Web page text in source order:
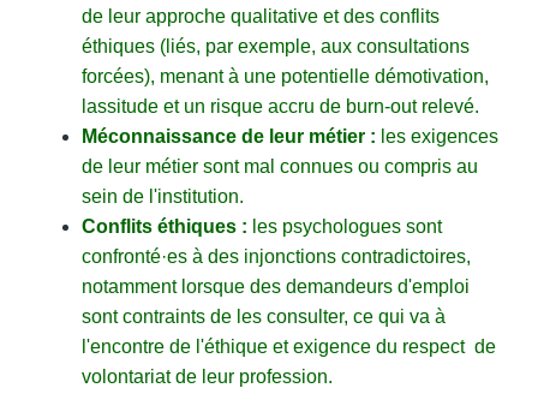
de leur approche qualitative et des conflits
éthiques (liés, par exemple, aux consultations
forcées), menant à une potentielle démotivation,
lassitude et un risque accru de burn-out relevé.
Méconnaissance de leur métier : les exigences
de leur métier sont mal connues ou compris au
sein de l'institution.
Conflits éthiques : les psychologues sont
confronté·es à des injonctions contradictoires,
notamment lorsque des demandeurs d'emploi
sont contraints de les consulter, ce qui va à
l'encontre de l'éthique et exigence du respect de
volontariat de leur profession.